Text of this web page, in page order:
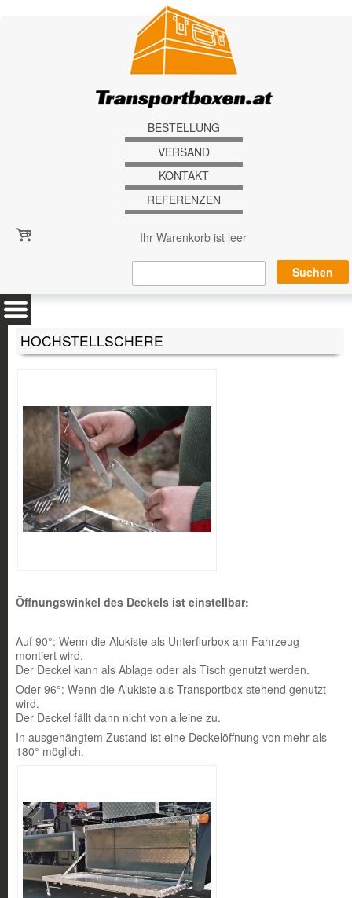
BESTELLUNG
VERSAND
KONTAKT
REFERENZEN
Ihr Warenkorb ist leer
HOCHSTELLSCHERE
Öffnungswinkel des Deckels ist einstellbar:
Auf 90°: Wenn die Alukiste als Unterflurbox am Fahrzeug
montiert wird.
Der Deckel kann als Ablage oder als Tisch genutzt werden.
Oder 96°: Wenn die Alukiste als Transportbox stehend genutzt
wird.
Der Deckel fällt dann nicht von alleine zu.
In ausgehängtem Zustand ist eine Deckelöffnung von mehr als
180° möglich.